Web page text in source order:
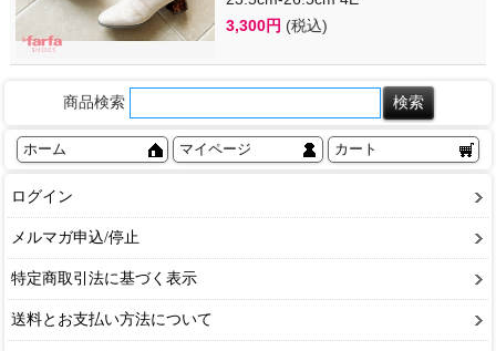
3,300円 (税込)
商品検索
ホーム マイページ カート
ログイン
メルマガ申込/停止
特定商取引法に基づく表示
送料とお支払い方法について